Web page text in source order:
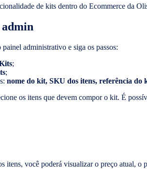
de kits dentro do Ecommerce da
painel administrativo e siga os passos:
;
;
nome do kit, SKU dos itens, referência do
os itens que devem compor o kit. É
itens, você poderá visualizar o preço atual,